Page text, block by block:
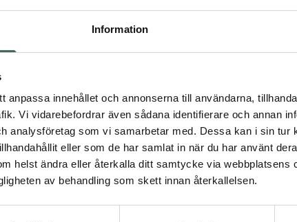
Information
anpassa innehållet och annonserna till användarna,
Vi vidarebefordrar även sådana identifierare och annan
analysföretag som vi samarbetar med. Dessa kan i sin tur
eller som de har samlat in när du har använt
helst ändra eller återkalla ditt samtycke via webbplatsens
av behandling som skett innan återkallelsen.
bebis-
för ett vackert
och har funnits
med
med flera olika
är av
i